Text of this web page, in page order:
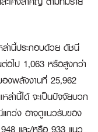
ล่านี้ประกอบด้วย ดัชนี
อไป 1,063 หรือสูงกว่า
องพลังงานที่ 25,962
ล่านี้ได้ จะเป็นปัจจัยบวก
กว่ง อาจดูแนวรับของ